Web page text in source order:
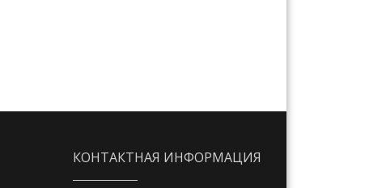
КОНТАКТНАЯ ИНФОРМАЦИЯ